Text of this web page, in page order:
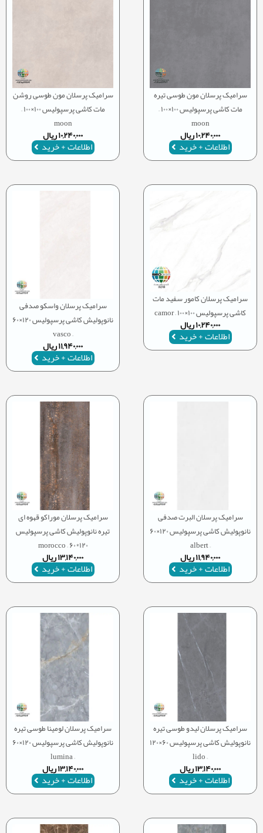
سرامیک پرسلان مون طوسی تیره
مات کاشی پرسپولیس ۱۰۰×۱۰۰ –
moon
۱۰,۲۴۰,۰۰۰ریال
اطلاعات + خرید
سرامیک پرسلان مون طوسی روشن
مات کاشی پرسپولیس ۱۰۰×۱۰۰ –
moon
۱۰,۲۴۰,۰۰۰ریال
اطلاعات + خرید
سرامیک پرسلان کامور سفید مات
کاشی پرسپولیس ۱۰۰×۱۰۰ – camor
۱۰,۲۴۰,۰۰۰ریال
اطلاعات + خرید
سرامیک پرسلان واسکو صدفی
نانوپولیش کاشی پرسپولیس ۱۲۰×۶۰
– vasco
۱۱,۹۴۰,۰۰۰ریال
اطلاعات + خرید
سرامیک پرسلان البرت صدفی
نانوپولیش کاشی پرسپولیس ۱۲۰×۶۰
– albert
۱۱,۹۴۰,۰۰۰ریال
اطلاعات + خرید
سرامیک پرسلان موراکو قهوه ای
تیره نانوپولیش کاشی پرسپولیس
۱۲۰*۶۰ – morocco
۱۳,۱۴۰,۰۰۰ریال
اطلاعات + خرید
سرامیک پرسلان لیدو طوسی تیره
نانوپولیش کاشی پرسپولیس ۶۰×۱۲۰
– lido
۱۳,۱۴۰,۰۰۰ریال
اطلاعات + خرید
سرامیک پرسلان لومینا طوسی تیره
نانوپولیش کاشی پرسپولیس ۱۲۰×۶۰
– lumina
۱۳,۱۴۰,۰۰۰ریال
اطلاعات + خرید